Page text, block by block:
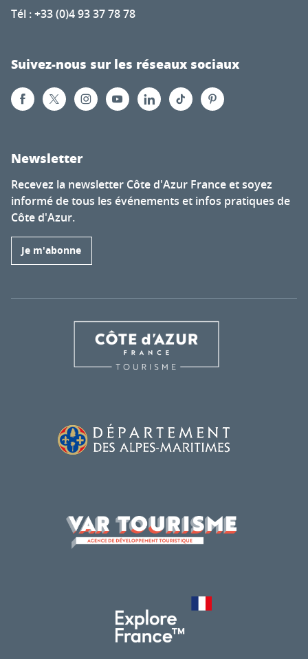
Tél : +33 (0)4 93 37 78 78
Suivez-nous sur les réseaux sociaux
Newsletter
Recevez la newsletter Côte d'Azur France et soyez
informé de tous les événements et infos pratiques de
Côte d'Azur.
Je m'abonne